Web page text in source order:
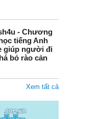
- Chương
tiếng Anh
giúp người đi
bỏ rào cản
Xem tất cả